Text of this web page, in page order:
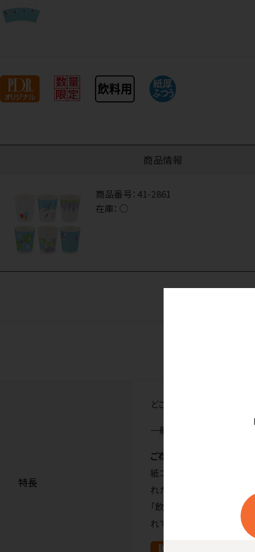
商品情報
商品番号： 41-2861
在庫： ○
特長
どこか懐かしい、初夏の里
一般的な紙の厚さの商品で
ご存知ですか
紙コップには「うがい用」
れた紙コップが、紙に触
「飲料用」として分類さ
れています。）※本品は飲料